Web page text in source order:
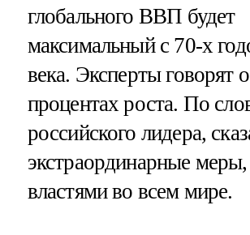
глобального ВВП будет
максимальный с 70-х
века. Эксперты говорят
процентах роста. По
российского лидера,
экстраординарные
властями во всем мире.